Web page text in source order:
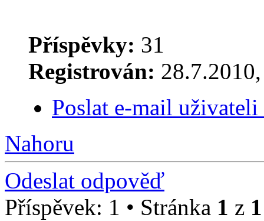
Příspěvky: 31
Registrován:
Poslat e-mail
Nahoru
Odeslat odpověď
Příspěvek: 1 • Stránka 1 z 1